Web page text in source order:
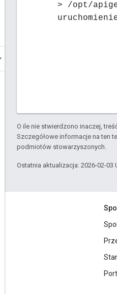
> /opt/
O ile nie stwierdzono inaczej,
Szczegółowe informacje na ten
podmiotów stowarzyszonych.
Ostatnia aktualizacja: 2026-02-03